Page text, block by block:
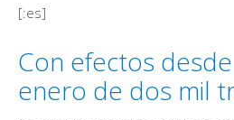
[:es]
Con efectos
enero de dos mil